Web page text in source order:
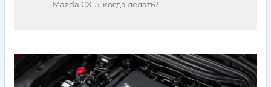
Mazda CX-5: когда делать?